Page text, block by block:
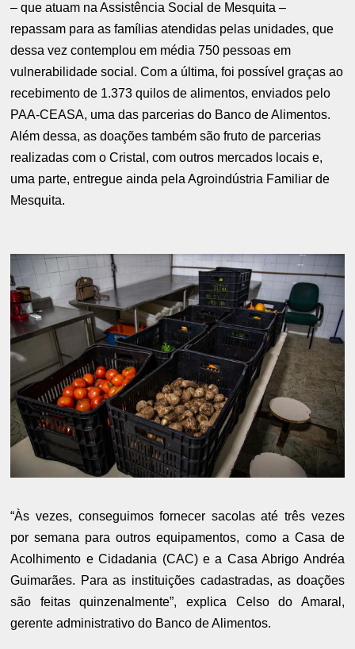
– que atuam na Assistência Social de Mesquita –
repassam para as famílias atendidas pelas unidades, que
dessa vez contemplou em média 750 pessoas em
vulnerabilidade social. Com a última, foi possível graças ao
recebimento de 1.373 quilos de alimentos, enviados pelo
PAA-CEASA, uma das parcerias do Banco de Alimentos.
Além dessa, as doações também são fruto de parcerias
realizadas com o Cristal, com outros mercados locais e,
uma parte, entregue ainda pela Agroindústria Familiar de
Mesquita.
“Às vezes, conseguimos fornecer sacolas até três vezes
por semana para outros equipamentos, como a Casa de
Acolhimento e Cidadania (CAC) e a Casa Abrigo Andréa
Guimarães. Para as instituições cadastradas, as doações
são feitas quinzenalmente”, explica Celso do Amaral,
gerente administrativo do Banco de Alimentos.